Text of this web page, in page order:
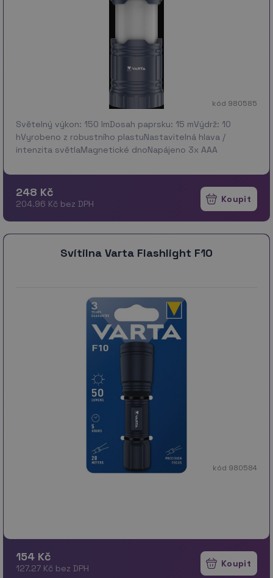
kód 980585
Světelný výkon: 150 lmDosah paprsku: 15 mVýdrž: 10
hVyrobeno z robustního plastuNastavitelná hlava /
intenzita světlaMagnetické dnoNapájeno 3x AAA
248 Kč
204.96 Kč bez DPH
Svítilna Varta Flashlight F10
kód 980584
154 Kč
127.27 Kč bez DPH